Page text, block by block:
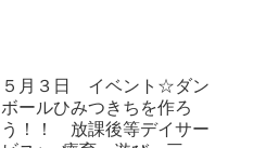
５月３日 イベント☆ダン
ボールひみつきちを作ろ
う！！ 放課後等デイサー